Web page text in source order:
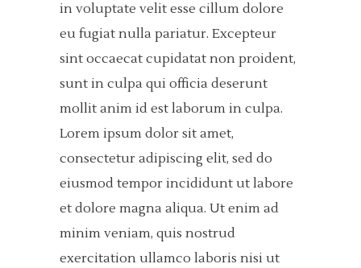
in voluptate velit esse cillum dolore
eu fugiat nulla pariatur. Excepteur
sint occaecat cupidatat non proident,
sunt in culpa qui officia deserunt
mollit anim id est laborum in culpa.
Lorem ipsum dolor sit amet,
consectetur adipiscing elit, sed do
eiusmod tempor incididunt ut labore
et dolore magna aliqua. Ut enim ad
minim veniam, quis nostrud
exercitation ullamco laboris nisi ut